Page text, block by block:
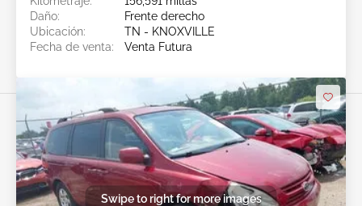
Daño:
Frente derecho
Ubicación:
TN - KNOXVILLE
Fecha de venta:
Venta Futura
Swipe to right for more images